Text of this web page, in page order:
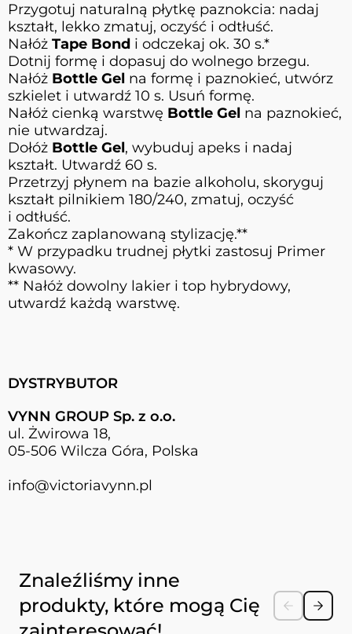
Przygotuj naturalną płytkę paznokcia: nadaj
kształt, lekko zmatuj, oczyść i odtłuść.
Nałóż Tape Bond i odczekaj ok. 30 s.*
Dotnij formę i dopasuj do wolnego brzegu.
Nałóż Bottle Gel na formę i paznokieć, utwórz
szkielet i utwardź 10 s. Usuń formę.
Nałóż cienką warstwę Bottle Gel na paznokieć,
nie utwardzaj.
Dołóż Bottle Gel, wybuduj apeks i nadaj
kształt. Utwardź 60 s.
Przetrzyj płynem na bazie alkoholu, skoryguj
kształt pilnikiem 180/240, zmatuj, oczyść
i odtłuść.
Zakończ zaplanowaną stylizację.**
* W przypadku trudnej płytki zastosuj Primer
kwasowy.
** Nałóż dowolny lakier i top hybrydowy,
utwardź każdą warstwę.
DYSTRYBUTOR
VYNN GROUP Sp. z o.o.
ul. Żwirowa 18,
05-506 Wilcza Góra, Polska
info@victoriavynn.pl
Naciśnij, aby pominąć karuzelę
Znaleźliśmy inne
produkty, które mogą Cię